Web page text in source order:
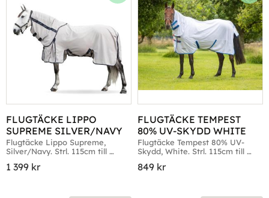
FLUGTÄCKE LIPPO
SUPREME SILVER/NAVY
Flugtäcke Lippo Supreme,
Silver/Navy. Strl. 115cm till
1 399 kr
FLUGTÄCKE TEMPEST
80% UV-SKYDD WHITE
Flugtäcke Tempest 80% UV-
Skydd, White. Strl. 115cm till
849 kr